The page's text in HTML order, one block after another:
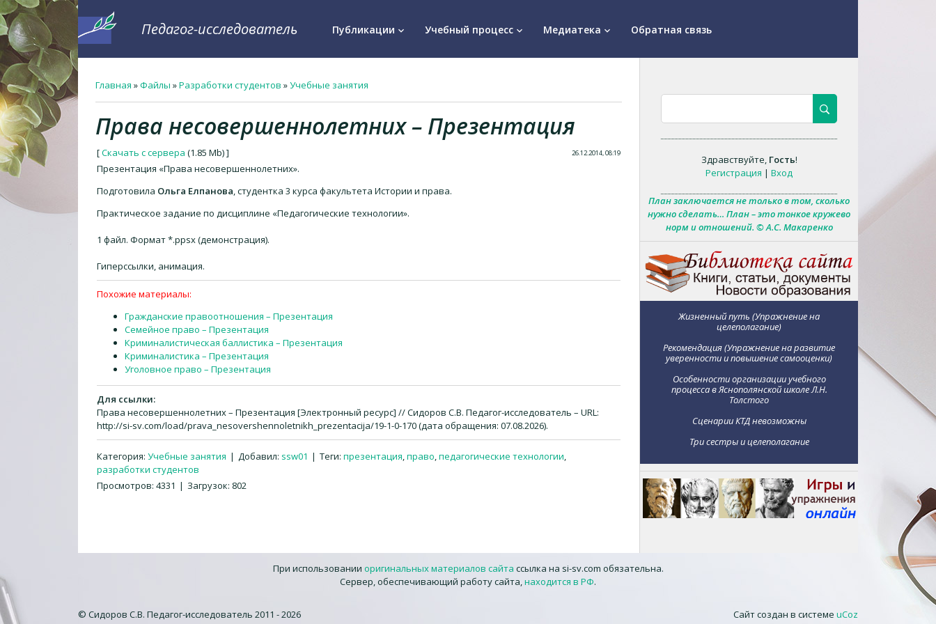
Педагог-исследователь Публикации keyboard_arrow_down Учебный процесс keyboard_arrow_down Медиатека keyboard_arrow_down Обратная связь
Главная »Файлы »Разработки студентов »Учебные занятия
Права несовершеннолетних – Презентация
[Скачать с сервера (1.85 Mb) ] 26.12.2014, 08:19
Презентация «Права несовершеннолетних».
Подготовила Ольга Елпанова, студентка 3 курса факультета Истории и права.
Практическое задание по дисциплине «Педагогические технологии».
1 файл. Формат *.ppsx (демонстрация).
Гиперссылки, анимация.
Похожие материалы:
Гражданские правоотношения – Презентация
Семейное право – Презентация
Криминалистическая баллистика – Презентация
Криминалистика – Презентация
Уголовное право – Презентация
Для ссылки:
Права несовершеннолетних – Презентация [Электронный ресурс] // Сидоров С.В. Педагог-исследователь – URL:
http://si-sv.com/load/prava_nesovershennoletnikh_prezentacija/19-1-0-170 (дата обращения: 07.08.2026).
Категория: Учебные занятия | Добавил: ssw01 | Теги: презентация,право,педагогические технологии,
разработки студентов
Просмотров: 4331 | Загрузок: 802
Здравствуйте, Гость!
Регистрация |Вход
План заключается не только в том, сколько
нужно сделать… План – это тонкое кружево
норм и отношений. © А.С. Макаренко
Жизненный путь (Упражнение на
целеполагание)
Рекомендация (Упражнение на развитие
уверенности и повышение самооценки)
Особенности организации учебного
процесса в Яснополянской школе Л.Н.
Толстого
Сценарии КТД невозможны
Три сестры и целеполагание
При использовании оригинальных материалов сайта ссылка на si-sv.com обязательна.
Сервер, обеспечивающий работу сайта,находится в РФ.
© Сидоров С.В. Педагог-исследователь 2011 - 2026 Сайт создан в системе uCoz